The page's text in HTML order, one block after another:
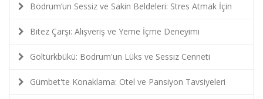
Bodrum’un Sessiz ve Sakin Beldeleri: Stres Atmak İçin
Bitez Çarşı: Alışveriş ve Yeme İçme Deneyimi
Göltürkbükü: Bodrum'un Lüks ve Sessiz Cenneti
Gümbet'te Konaklama: Otel ve Pansiyon Tavsiyeleri